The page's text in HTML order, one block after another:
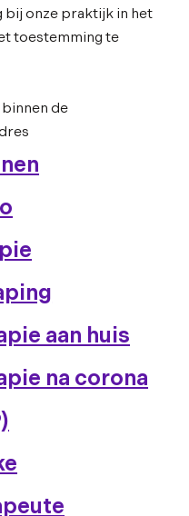
bij onze praktijk in het
toestemming te
de
aan huis
na corona